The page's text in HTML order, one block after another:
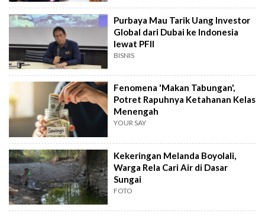
Purbaya Mau Tarik Uang Investor
Global dari Dubai ke Indonesia
lewat PFII
BISNIS
Fenomena 'Makan Tabungan',
Potret Rapuhnya Ketahanan Kelas
Menengah
YOUR SAY
Kekeringan Melanda Boyolali,
Warga Rela Cari Air di Dasar
Sungai
FOTO